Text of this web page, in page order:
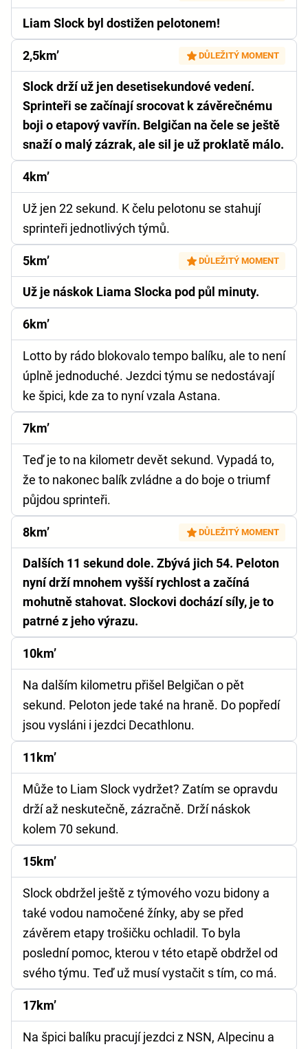
Liam Slock byl dostižen pelotonem!
2,5km’ DŮLEŽITÝ MOMENT
Slock drží už jen desetisekundové vedení.
Sprinteři se začínají srocovat k závěrečnému
boji o etapový vavřín. Belgičan na čele se ještě
snaží o malý zázrak, ale sil je už proklatě málo.
4km’
Už jen 22 sekund. K čelu pelotonu se stahují
sprinteři jednotlivých týmů.
5km’ DŮLEŽITÝ MOMENT
Už je náskok Liama Slocka pod půl minuty.
6km’
Lotto by rádo blokovalo tempo balíku, ale to není
úplně jednoduché. Jezdci týmu se nedostávají
ke špici, kde za to nyní vzala Astana.
7km’
Teď je to na kilometr devět sekund. Vypadá to,
že to nakonec balík zvládne a do boje o triumf
půjdou sprinteři.
8km’ DŮLEŽITÝ MOMENT
Dalších 11 sekund dole. Zbývá jich 54. Peloton
nyní drží mnohem vyšší rychlost a začíná
mohutně stahovat. Slockovi dochází síly, je to
patrné z jeho výrazu.
10km’
Na dalším kilometru přišel Belgičan o pět
sekund. Peloton jede také na hraně. Do popředí
jsou vysláni i jezdci Decathlonu.
11km’
Může to Liam Slock vydržet? Zatím se opravdu
drží až neskutečně, zázračně. Drží náskok
kolem 70 sekund.
15km’
Slock obdržel ještě z týmového vozu bidony a
také vodou namočené žínky, aby se před
závěrem etapy trošičku ochladil. To byla
poslední pomoc, kterou v této etapě obdržel od
svého týmu. Teď už musí vystačit s tím, co má.
17km’
Na špici balíku pracují jezdci z NSN, Alpecinu a